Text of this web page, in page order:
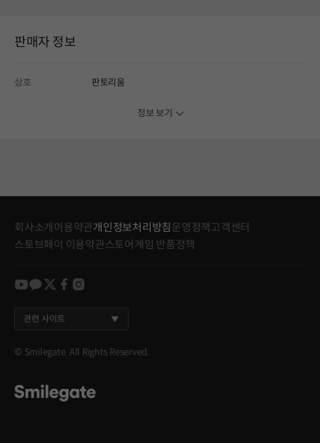
판매자 정보
상호 판토리움
정보 보기
회사소개이용약관개인정보처리방침 운영정책고객센터
스토브페이 이용약관스토어게임 반품정책
youtube
kakao
twitter
facebook
instagram
관련 사이트
© Smilegate. All Rights Reserved.